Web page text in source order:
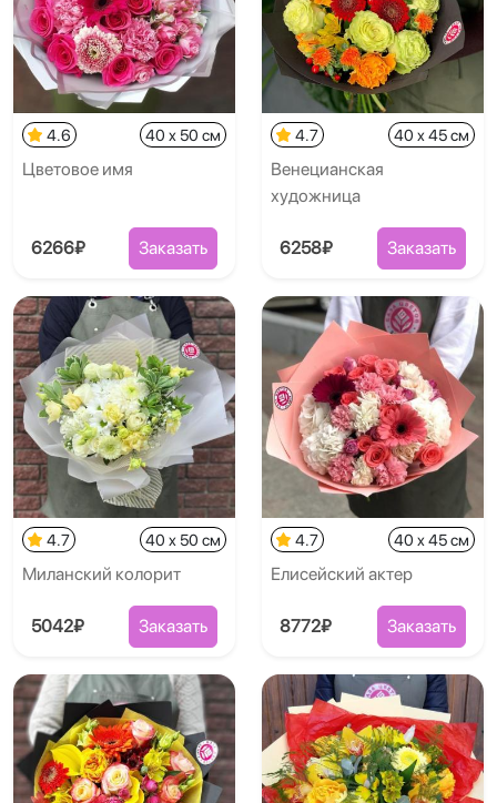
4.6 40 x 50 см
Цветовое имя
6266₽ Заказать
4.7 40 x 45 см
Венецианская
художница
6258₽ Заказать
4.7 40 x 50 см
Миланский колорит
5042₽ Заказать
4.7 40 x 45 см
Елисейский актер
8772₽ Заказать